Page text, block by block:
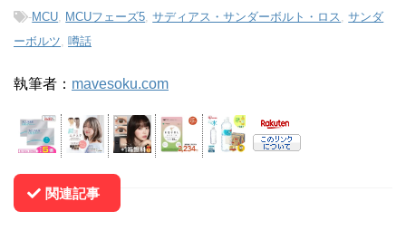
-MCU MCUフェーズ5 ,サディアス・サンダーボルト・ロス ,サンダ
ーボルツ 噂話
執筆者： mavesoku.com
関連記事